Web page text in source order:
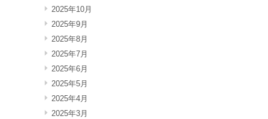
2025年10月
2025年9月
2025年8月
2025年7月
2025年6月
2025年5月
2025年4月
2025年3月